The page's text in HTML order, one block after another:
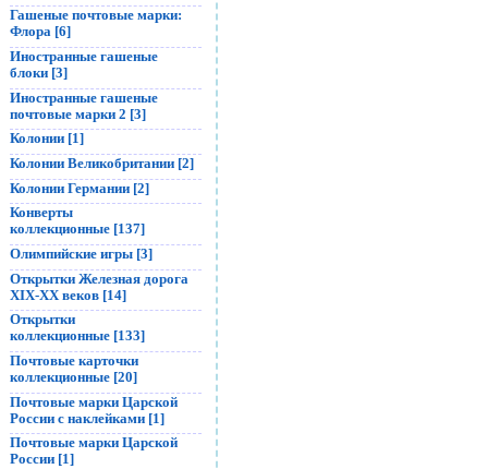
Гашеные почтовые марки:
Флора [6]
Иностранные гашеные
блоки [3]
Иностранные гашеные
почтовые марки 2 [3]
Колонии [1]
Колонии Великобритании [2]
Колонии Германии [2]
Конверты
коллекционные [137]
Олимпийские игры [3]
Открытки Железная дорога
XIX-XX веков [14]
Открытки
коллекционные [133]
Почтовые карточки
коллекционные [20]
Почтовые марки Царской
России с наклейками [1]
Почтовые марки Царской
России [1]